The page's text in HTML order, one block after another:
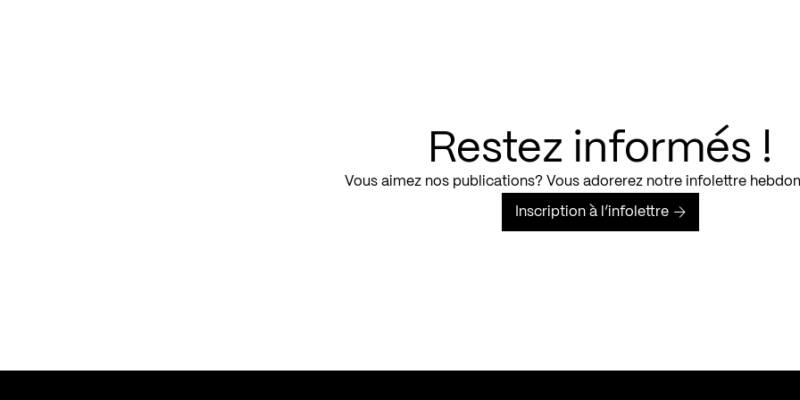
Restez informés !
Vous aimez nos publications? Vous adorerez notre infolettre
Inscription à l’infolettre